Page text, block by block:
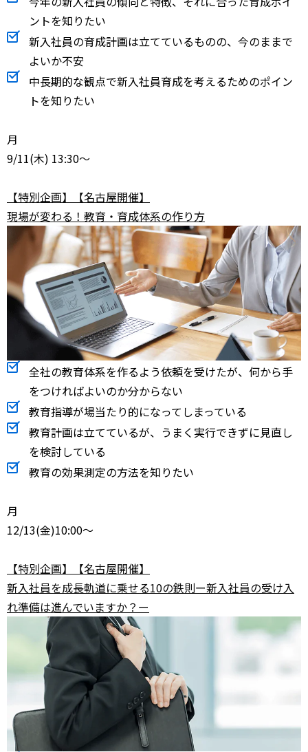
ントを知りたい
新入社員の育成計画は立てているものの、今のままで
よいか不安
中長期的な観点で新入社員育成を考えるためのポイン
トを知りたい
月
9/11(木) 13:30～
【特別企画】【名古屋開催】
現場が変わる！教育・育成体系の作り方
全社の教育体系を作るよう依頼を受けたが、何から手
をつければよいのか分からない
教育指導が場当たり的になってしまっている
教育計画は立てているが、うまく実行できずに見直し
を検討している
教育の効果測定の方法を知りたい
月
12/13(金)10:00～
【特別企画】【名古屋開催】
新入社員を成長軌道に乗せる10の鉄則ー新入社員の受け入
れ準備は進んでいますか？ー